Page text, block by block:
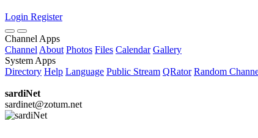
Login Register
Channel Apps
Channel About Photos Files Calendar Gallery
System Apps
Directory Help Language Public Stream QRator Random
sardiNet
sardinet@zotum.net